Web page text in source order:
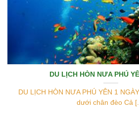
DU LỊCH HÒN NƯA PHÚ
DU LỊCH HÒN NƯA PHÚ YÊN 1
dưới chân đèo Cả